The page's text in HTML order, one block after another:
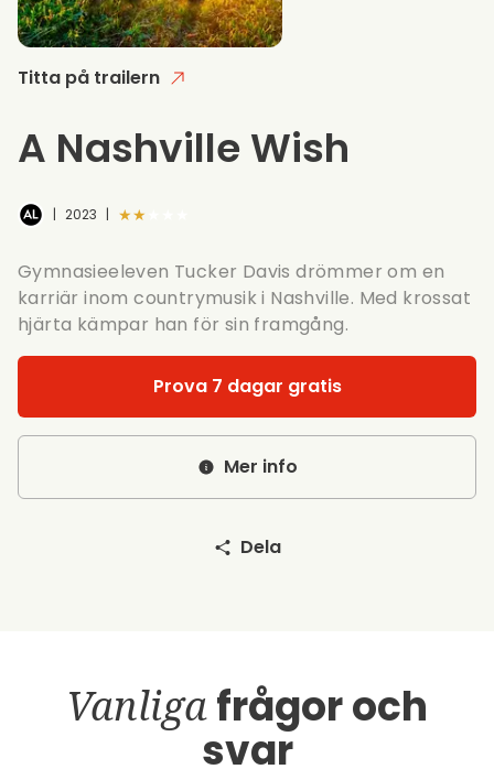
Titta på trailern
A Nashville Wish
| 2023 | ★★★★★
Gymnasieeleven Tucker Davis drömmer om en
karriär inom countrymusik i Nashville. Med krossat
hjärta kämpar han för sin framgång.
Prova 7 dagar gratis
Mer info
Dela
Vanligafrågor och
svar